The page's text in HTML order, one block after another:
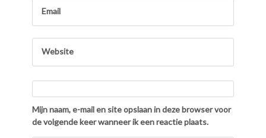
Mijn naam, e-mail en site opslaan in deze browser voor
de volgende keer wanneer ik een reactie plaats.